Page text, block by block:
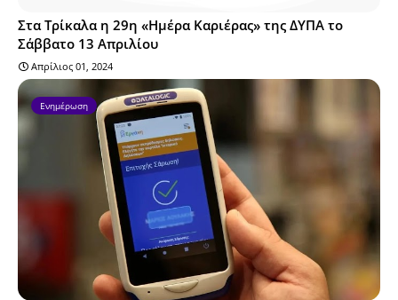
Στα Τρίκαλα η 29η «Ημέρα Καριέρας» της ΔΥΠΑ το
Σάββατο 13 Απριλίου
Απρίλιος 01, 2024
Ενημέρωση